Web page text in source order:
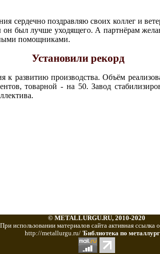
сердечно поздравляю своих коллег и
был лучше уходящего. А партнёрам
помощниками.
Установили рекорд
к развитию производства. Объём
товарной - на 50. Завод
© METALLURGU.RU, 2010-2020
При использовании материалов сайта активная ссылка
http://metallurgu.ru/ 'Библиотека по